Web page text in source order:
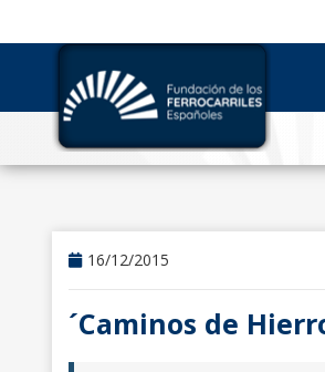
16/12/2015
´Caminos de